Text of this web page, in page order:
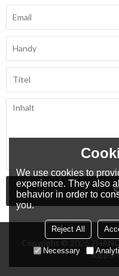
Copyright © 2026
We use cookies to
experience. They also
behavior in order to
you.
Reject All
Necessary